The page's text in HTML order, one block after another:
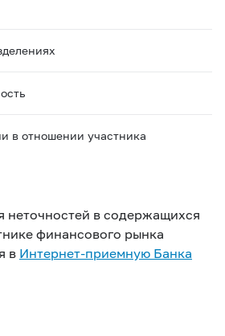
в отношении участника
неточностей в содержащихся
финансового рынка
в Интернет-приемную Банка